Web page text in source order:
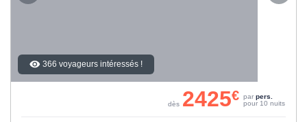
366 voyageurs intéressés !
dès 2425€ par pers.
pour 10 nuits